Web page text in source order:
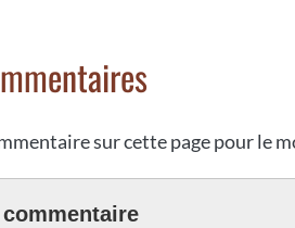
sur cette page pour le